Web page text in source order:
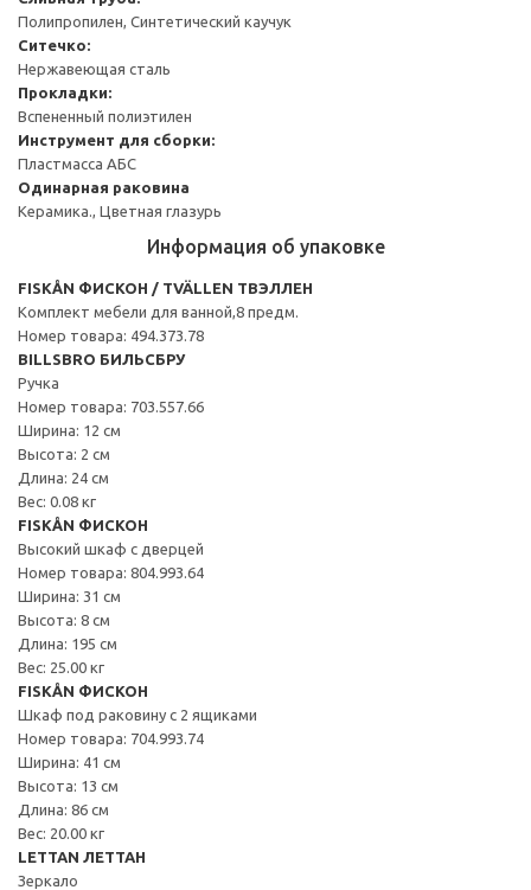
Полипропилен, Синтетический каучук
Ситечко:
Нержавеющая сталь
Прокладки:
Вспененный полиэтилен
Инструмент для сборки:
Пластмасса АБС
Одинарная раковина
Керамика., Цветная глазурь
Информация об упаковке
FISKÅN ФИСКОН / TVÄLLEN ТВЭЛЛЕН
Комплект мебели для ванной,8 предм.
Номер товара: 494.373.78
BILLSBRO БИЛЬСБРУ
Ручка
Номер товара: 703.557.66
Ширина: 12 см
Высота: 2 см
Длина: 24 см
Вес: 0.08 кг
FISKÅN ФИСКОН
Высокий шкаф с дверцей
Номер товара: 804.993.64
Ширина: 31 см
Высота: 8 см
Длина: 195 см
Вес: 25.00 кг
FISKÅN ФИСКОН
Шкаф под раковину с 2 ящиками
Номер товара: 704.993.74
Ширина: 41 см
Высота: 13 см
Длина: 86 см
Вес: 20.00 кг
LETTAN ЛЕТТАН
Зеркало